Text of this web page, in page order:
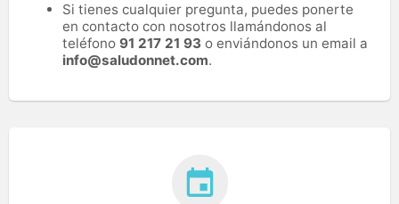
Si tienes cualquier pregunta, puedes ponerte
en contacto con nosotros llamándonos al
teléfono 91 217 21 93 o enviándonos un email a
info@saludonnet.com.